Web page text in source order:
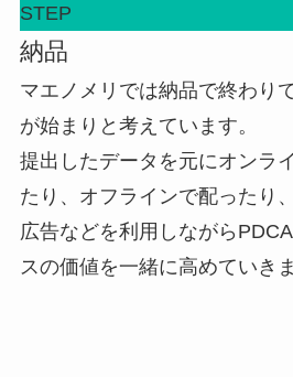
STEP
納品
マエノメリでは納品で終わり
が始まりと考えています。
提出したデータを元にオンラ
たり、オフラインで配ったり
広告などを利用しながら
スの価値を一緒に高めていき